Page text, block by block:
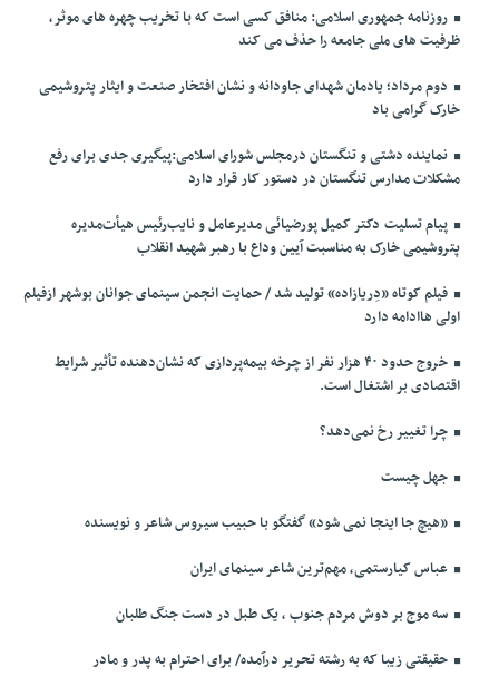
روزنامه جمهوری اسلامی: منافق کسی است که با تخریب چهره های موثر،
ظرفیت های ملی جامعه را حذف می کند
دوم مرداد؛ یادمان شهدای جاودانه و نشان افتخار صنعت و ایثار پتروشیمی
خارک گرامی باد
نماینده دشتی و تنگستان درمجلس شورای اسلامی:پیگیری جدی برای رفع
مشکلات مدارس تنگستان در دستور کار قرار دارد
پیام تسلیت دکتر کمیل پورضیائی مدیرعامل و نایب‌رئیس هیأت‌مدیره
پتروشیمی خارک به مناسبت آیین وداع با رهبر شهید انقلاب
فیلم کوتاه «دِریازاده» تولید شد / حمایت انجمن سینمای جوانان بوشهر ازفیلم
اولی هاادامه دارد
خروج حدود ۴۰ هزار نفر از چرخه بیمه‌پردازی که نشان‌دهنده تأثیر شرایط
اقتصادی بر اشتغال است.
چرا تغییر رخ نمی‌دهد؟
جهل چیست
«هیچ جا اینجا نمی شود» گفتگو با حبیب سیروس شاعر و نویسنده
عباس کیارستمی، مهم‌ترین شاعر سینمای ایران
سه موج بر دوش مردم جنوب ، یک طبل در دست جنگ طلبان
حقیقتی زیبا که به رشته تحریر درآمده/ برای احترام به پدر و مادر